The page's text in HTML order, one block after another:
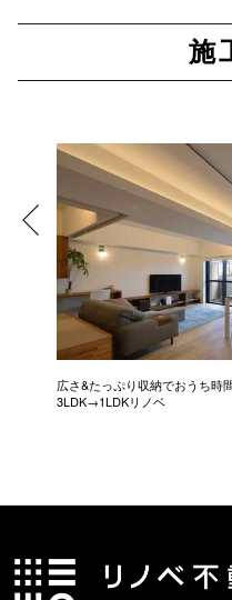
施
広さ&たっぷり収納でおうち時
3LDK→1LDKリノベ